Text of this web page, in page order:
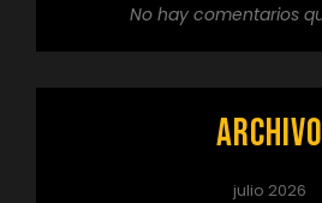
No hay comentarios
Archivo
julio 2026